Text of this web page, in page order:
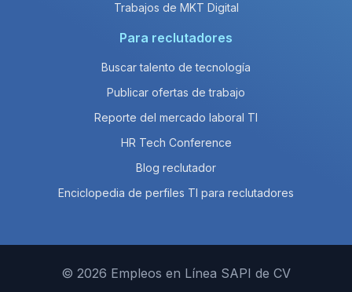
Trabajos de MKT Digital
Para reclutadores
Buscar talento de tecnología
Publicar ofertas de trabajo
Reporte del mercado laboral TI
HR Tech Conference
Blog reclutador
Enciclopedia de perfiles TI para reclutadores
© 2026 Empleos en Línea SAPI de CV